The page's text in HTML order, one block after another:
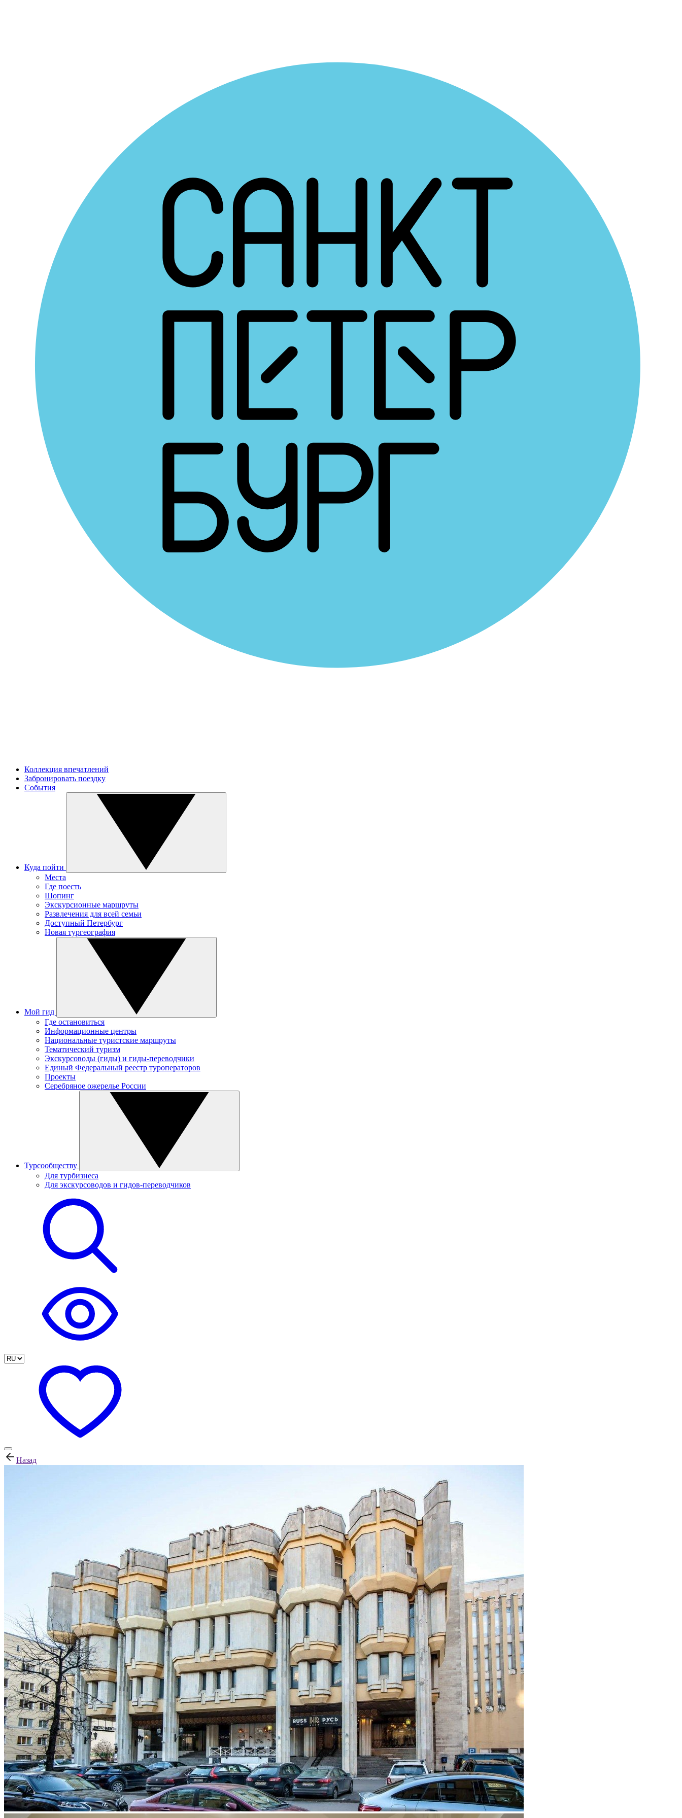
Коллекция впечатлений
Забронировать поездку
События
Куда пойти
Места
Где поесть
Шопинг
Экскурсионные маршруты
Развлечения для всей семьи
Доступный Петербург
Новая тургеография
Мой гид
Где остановиться
Информационные центры
Национальные туристские маршруты
Тематический туризм
Экскурсоводы (гиды) и гиды-переводчики
Единый Федеральный реестр туроператоров
Проекты
Серебряное ожерелье России
Турсообществу
Для турбизнеса
Для экскурсоводов и гидов-переводчиков
Назад